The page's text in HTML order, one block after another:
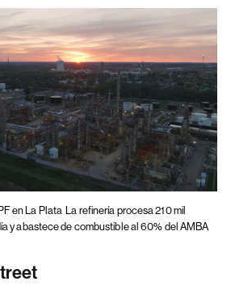
en La Plata La refinería procesa 210 mil
y abastece de combustible al 60% del AMBA